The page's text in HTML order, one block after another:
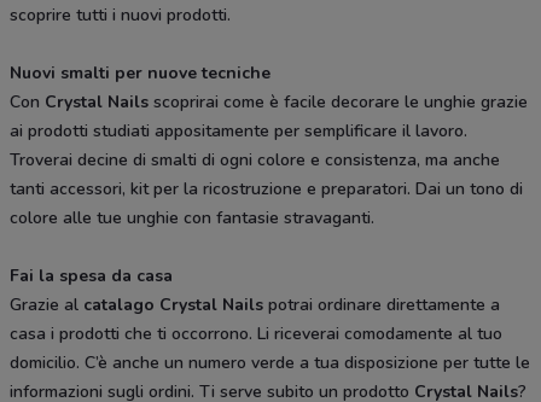
scoprire tutti i nuovi prodotti.
Nuovi smalti per nuove tecniche
Con Crystal Nails scoprirai come è facile decorare le unghie grazie
ai prodotti studiati appositamente per semplificare il lavoro.
Troverai decine di smalti di ogni colore e consistenza, ma anche
tanti accessori, kit per la ricostruzione e preparatori. Dai un tono di
colore alle tue unghie con fantasie stravaganti.
Fai la spesa da casa
Grazie al catalago Crystal Nails potrai ordinare direttamente a
casa i prodotti che ti occorrono. Li riceverai comodamente al tuo
domicilio. C’è anche un numero verde a tua disposizione per tutte le
informazioni sugli ordini. Ti serve subito un prodotto Crystal Nails?